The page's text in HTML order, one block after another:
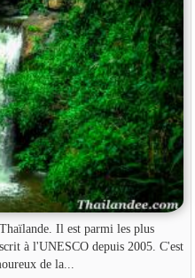
Il est parmi les plus
à l'UNESCO depuis 2005. C'est
de la...